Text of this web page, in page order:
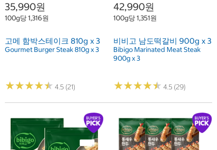
35,990원
100g당 1,316원
고메 함박스테이크 810g x 3
Gourmet Burger Steak 810g x 3
★★★★★
★★★★★ 4.5 (21)
42,990원
100g당 1,351원
비비고 남도떡갈비 900g x 3
Bibigo Marinated Meat Steak
900g x 3
★★★★★
★★★★★ 4.5 (29)